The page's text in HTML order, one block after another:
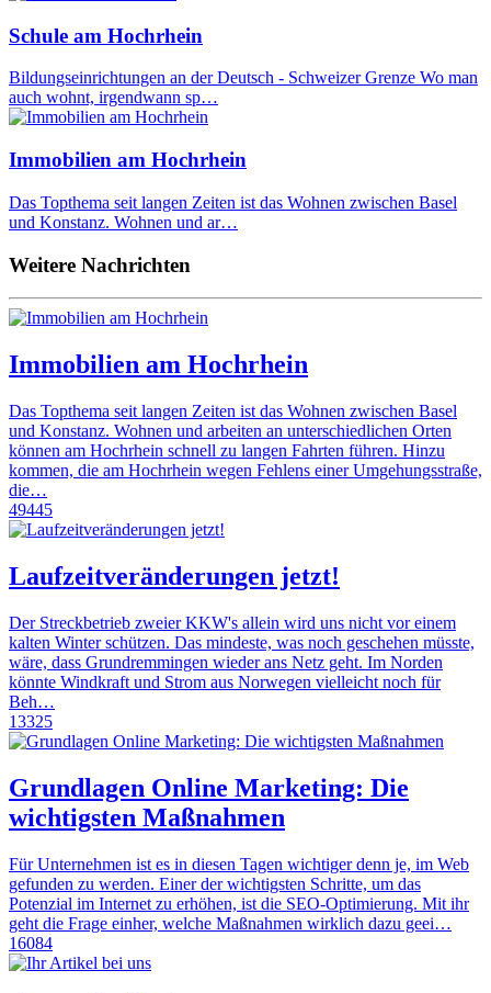
Schule am Hochrhein
Bildungseinrichtungen an der Deutsch - Schweizer Grenze Wo man
auch wohnt, irgendwann sp…
Immobilien am Hochrhein
Das Topthema seit langen Zeiten ist das Wohnen zwischen Basel
und Konstanz. Wohnen und ar…
Weitere Nachrichten
Immobilien am Hochrhein
Das Topthema seit langen Zeiten ist das Wohnen zwischen Basel
und Konstanz. Wohnen und arbeiten an unterschiedlichen Orten
können am Hochrhein schnell zu langen Fahrten führen. Hinzu
kommen, die am Hochrhein wegen Fehlens einer Umgehungsstraße,
die…
49445
Laufzeitveränderungen jetzt!
Der Streckbetrieb zweier KKW's allein wird uns nicht vor einem
kalten Winter schützen. Das mindeste, was noch geschehen müsste,
wäre, dass Grundremmingen wieder ans Netz geht. Im Norden
könnte Windkraft und Strom aus Norwegen vielleicht noch für
Beh…
13325
Grundlagen Online Marketing: Die
wichtigsten Maßnahmen
Für Unternehmen ist es in diesen Tagen wichtiger denn je, im Web
gefunden zu werden. Einer der wichtigsten Schritte, um das
Potenzial im Internet zu erhöhen, ist die SEO-Optimierung. Mit ihr
geht die Frage einher, welche Maßnahmen wirklich dazu geei…
16084